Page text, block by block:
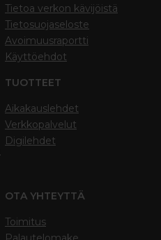
Tietoa verkon kävijöistä
Tietosuojaseloste
Avoimuusraportti
Käyttöehdot
TUOTTEET
Aikakauslehdet
Verkkopalvelut
Digilehdet
OTA YHTEYTTÄ
Toimitus